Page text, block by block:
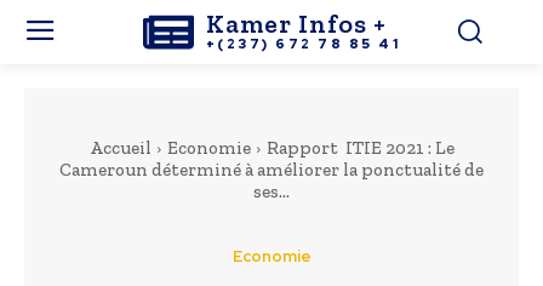
Kamer Infos +
+(237) 672 78 85 41
Accueil Economie
Rapport ITIE 2021 : Le
Cameroun déterminé à améliorer la ponctualité de
ses...
Economie